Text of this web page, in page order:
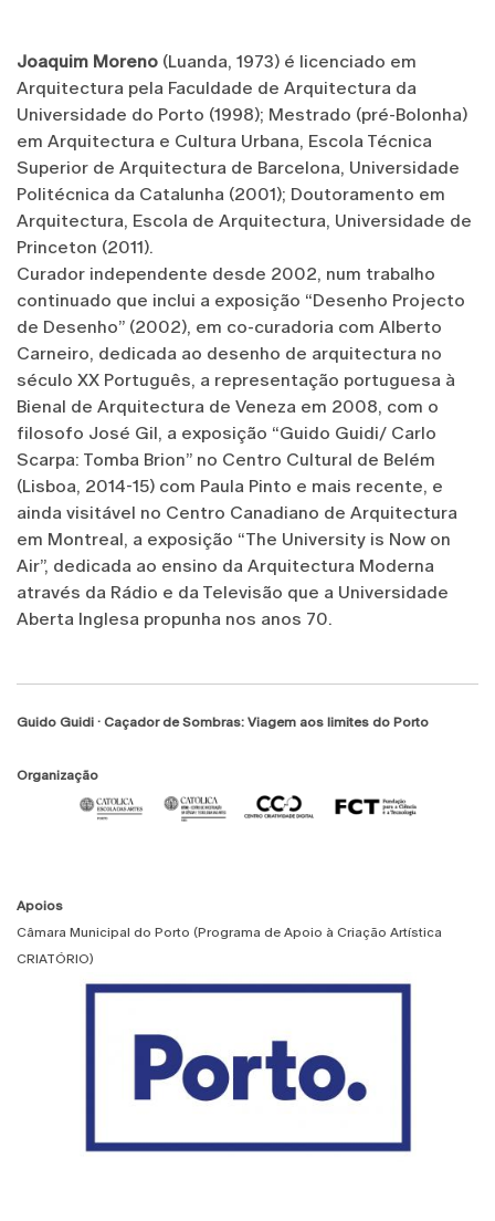
Joaquim Moreno (Luanda, 1973) é licenciado em
Arquitectura pela Faculdade de Arquitectura da
Universidade do Porto (1998); Mestrado (pré-Bolonha)
em Arquitectura e Cultura Urbana, Escola Técnica
Superior de Arquitectura de Barcelona, Universidade
Politécnica da Catalunha (2001); Doutoramento em
Arquitectura, Escola de Arquitectura, Universidade de
Princeton (2011).
Curador independente desde 2002, num trabalho
continuado que inclui a exposição “Desenho Projecto
de Desenho” (2002), em co-curadoria com Alberto
Carneiro, dedicada ao desenho de arquitectura no
século XX Português, a representação portuguesa à
Bienal de Arquitectura de Veneza em 2008, com o
filosofo José Gil, a exposição “Guido Guidi/ Carlo
Scarpa: Tomba Brion” no Centro Cultural de Belém
(Lisboa, 2014-15) com Paula Pinto e mais recente, e
ainda visitável no Centro Canadiano de Arquitectura
em Montreal, a exposição “The University is Now on
Air”, dedicada ao ensino da Arquitectura Moderna
através da Rádio e da Televisão que a Universidade
Aberta Inglesa propunha nos anos 70.
Guido Guidi · Caçador de Sombras: Viagem aos limites do Porto
Organização
Apoios
Câmara Municipal do Porto (Programa de Apoio à Criação Artística
CRIATÓRIO)